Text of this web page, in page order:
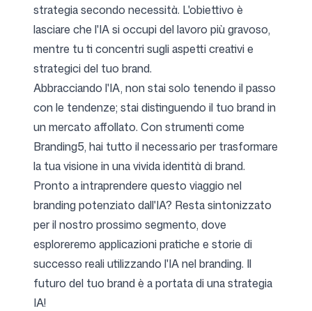
strategia secondo necessità. L'obiettivo è
lasciare che l'IA si occupi del lavoro più gravoso,
mentre tu ti concentri sugli aspetti creativi e
strategici del tuo brand.
Abbracciando l'IA, non stai solo tenendo il passo
con le tendenze; stai distinguendo il tuo brand in
un mercato affollato. Con strumenti come
Branding5, hai tutto il necessario per trasformare
la tua visione in una vivida identità di brand.
Pronto a intraprendere questo viaggio nel
branding potenziato dall'IA? Resta sintonizzato
per il nostro prossimo segmento, dove
esploreremo applicazioni pratiche e storie di
successo reali utilizzando l'IA nel branding. Il
futuro del tuo brand è a portata di una strategia
IA!